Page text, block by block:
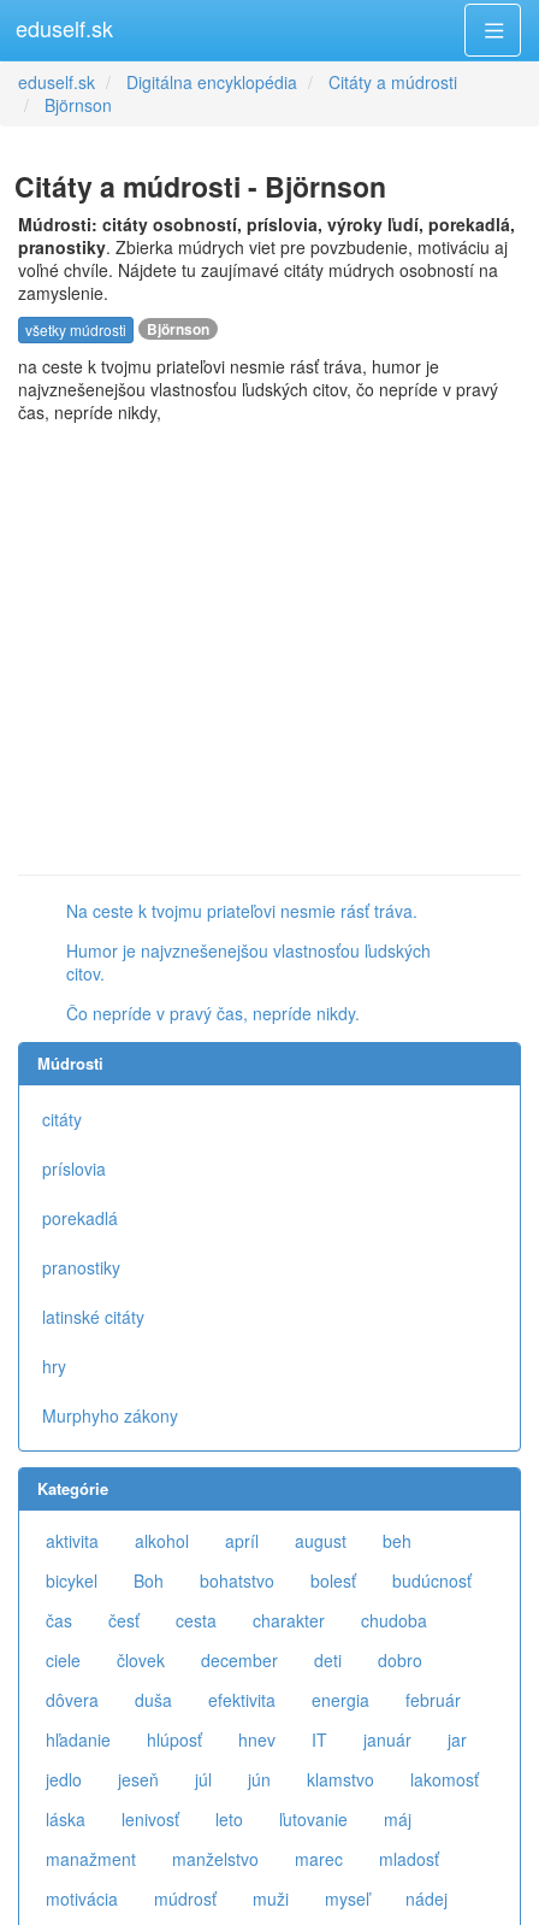
eduself.sk
eduself.sk Digitálna encyklopédia
Citáty a múdrosti
Björnson
Citáty a múdrosti - Björnson
Múdrosti: citáty osobností, príslovia, výroky ľudí, porekadlá,
pranostiky. Zbierka múdrych viet pre povzbudenie, motiváciu aj
voľné chvíle. Nájdete tu zaujímavé citáty múdrych osobností na
zamyslenie.
všetky múdrosti Björnson
na ceste k tvojmu priateľovi nesmie rásť tráva, humor je
najvznešenejšou vlastnosťou ľudských citov, čo nepríde v pravý
čas, nepríde nikdy,
Na ceste k tvojmu priateľovi nesmie rásť tráva.
Humor je najvznešenejšou vlastnosťou ľudských
citov.
Čo nepríde v pravý čas, nepríde nikdy.
Múdrosti
citáty
príslovia
porekadlá
pranostiky
latinské citáty
hry
Murphyho zákony
Kategórie
aktivita alkohol apríl august
beh
bicykel
Boh bohatstvo bolesť
budúcnosť
čas
česť cesta charakter
chudoba
ciele
človek december deti
dobro
dôvera
duša efektivita energia
február
hľadanie
hlúposť hnev IT január
jar
jedlo
jeseň júl jún klamstvo
lakomosť
láska
lenivosť leto ľutovanie
máj
manažment
manželstvo marec
mladosť
motivácia
múdrosť muži myseľ
nádej